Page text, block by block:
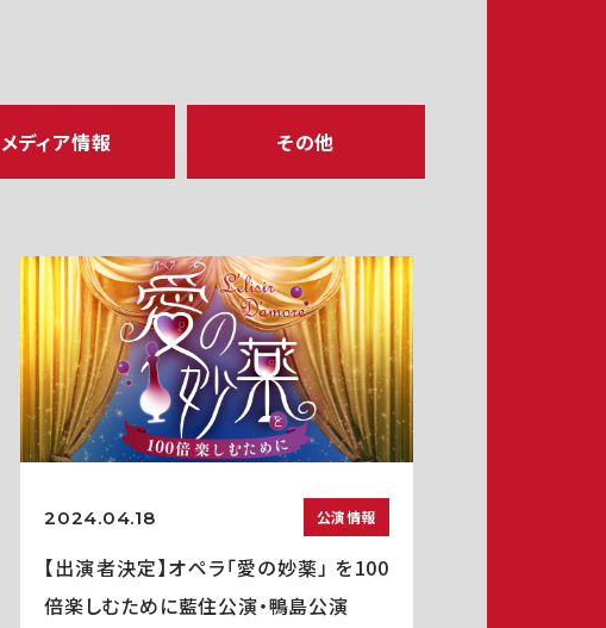
メディア情報 その他
2024.04.18 公演情報
【出演者決定】オペラ「愛の妙薬」 を100
倍楽しむために藍住公演・鴨島公演